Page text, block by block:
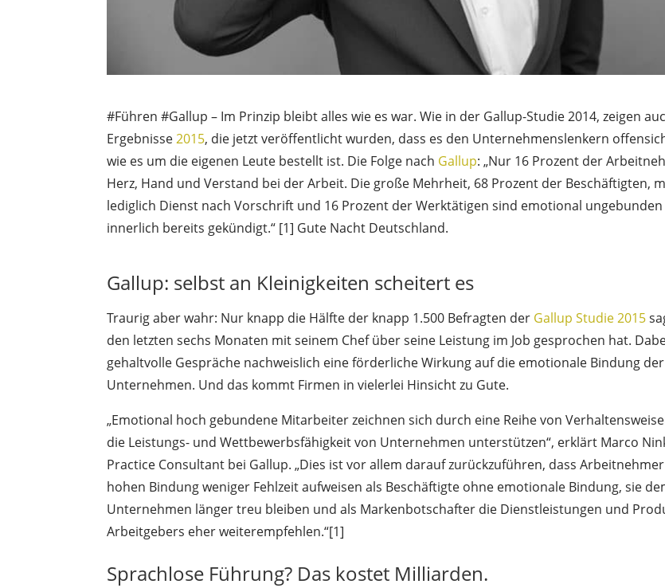
#Führen #Gallup – Im Prinzip bleibt alles wie es war. Wie in der Gallup-Studie 2014, zeigen
Ergebnisse2015, die jetzt veröffentlicht wurden, dass es den Unternehmenslenkern
wie es um die eigenen Leute bestellt ist. Die Folge nach Gallup: „Nur 16 Prozent der
Herz, Hand und Verstand bei der Arbeit. Die große Mehrheit, 68 Prozent der Beschäftigten,
lediglich Dienst nach Vorschrift und 16 Prozent der Werktätigen sind emotional
innerlich bereits gekündigt.“ [1] Gute Nacht Deutschland.
Gallup: selbst an Kleinigkeiten scheitert es
Traurig aber wahr: Nur knapp die Hälfte der knapp 1.500 Befragten der Gallup Studie 2015
den letzten sechs Monaten mit seinem Chef über seine Leistung im Job gesprochen hat.
gehaltvolle Gespräche nachweislich eine förderliche Wirkung auf die emotionale Bindung
Unternehmen. Und das kommt Firmen in vielerlei Hinsicht zu Gute.
„Emotional hoch gebundene Mitarbeiter zeichnen sich durch eine Reihe von
die Leistungs- und Wettbewerbsfähigkeit von Unternehmen unterstützen“, erklärt Marco
Practice Consultant bei Gallup. „Dies ist vor allem darauf zurückzuführen, dass
hohen Bindung weniger Fehlzeit aufweisen als Beschäftigte ohne emotionale Bindung, sie
Unternehmen länger treu bleiben und als Markenbotschafter die Dienstleistungen und
Arbeitgebers eher weiterempfehlen.“[1]
Sprachlose Führung? Das kostet Milliarden.